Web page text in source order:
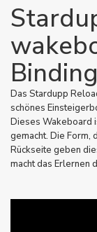
Binding
Das Stardupp
schönes
Dieses Wakeboard
gemacht. Die Form,
Rückseite geben
macht das Erlernen